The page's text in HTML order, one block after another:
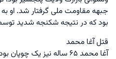
بود که در نتیجه شکنجه شدید
قتل آغا محمد